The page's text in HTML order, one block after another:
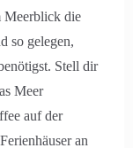
Meerblick die
so gelegen,
Stell dir
Meer
auf der
an